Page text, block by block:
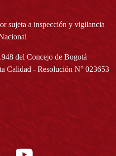
sujeta a inspección y vigilancia
del Concejo de Bogotá
Calidad - Resolución N° 023653